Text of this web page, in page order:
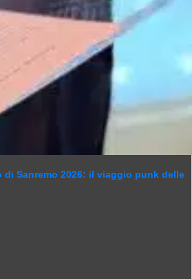
di Sanremo 2026: il viaggio punk delle